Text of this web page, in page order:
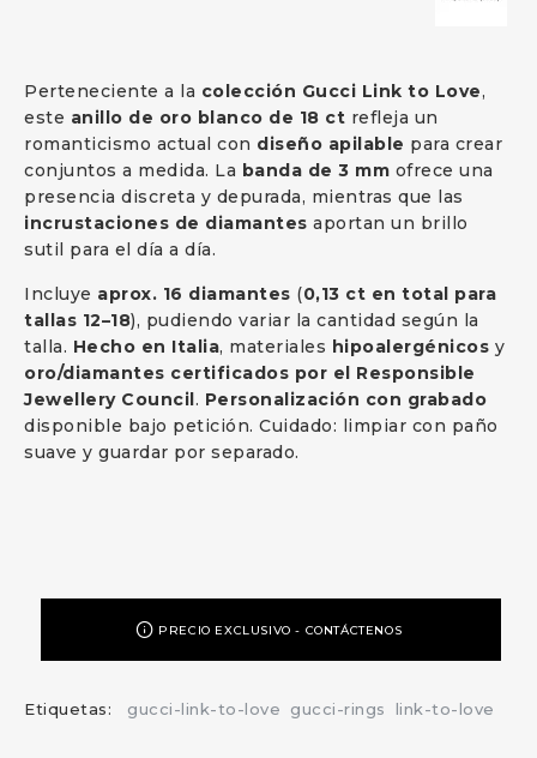
Perteneciente a la colección Gucci Link to Love,
este anillo de oro blanco de 18 ct refleja un
romanticismo actual con diseño apilable para crear
conjuntos a medida. La banda de 3 mm ofrece una
presencia discreta y depurada, mientras que las
incrustaciones de diamantes aportan un brillo
sutil para el día a día.
Incluye aprox. 16 diamantes (0,13 ct en total para
tallas 12–18), pudiendo variar la cantidad según la
talla. Hecho en Italia, materiales hipoalergénicos y
oro/diamantes certificados por el Responsible
Jewellery Council. Personalización con grabado
disponible bajo petición. Cuidado: limpiar con paño
suave y guardar por separado.
PRECIO EXCLUSIVO - CONTÁCTENOS
Etiquetas: gucci-link-to-love gucci-rings link-to-love